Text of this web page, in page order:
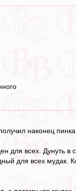
наконец
для всех. Дунуть
для всех